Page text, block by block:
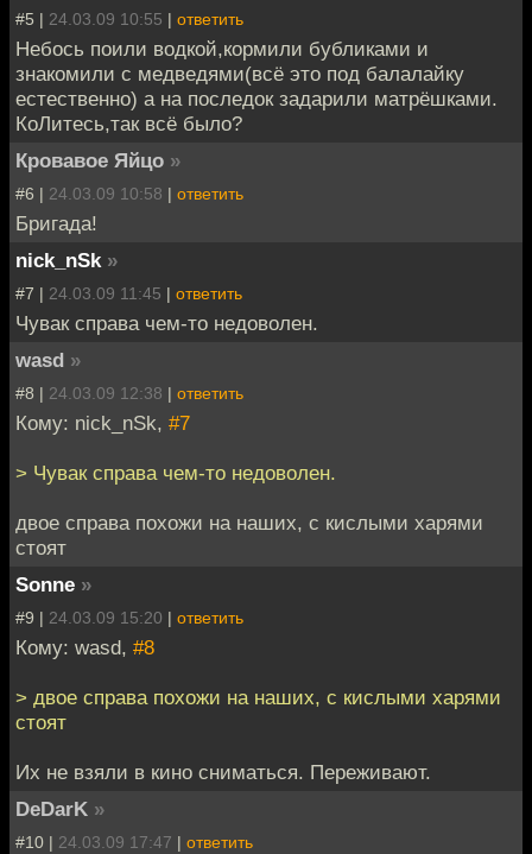
#5 | 24.03.09 10:55 | ответить
Небось поили водкой,кормили бубликами и
знакомили с медведями(всё это под балалайку
естественно) а на последок задарили матрёшками.
КоЛитесь,так всё было?
Кровавое Яйцо »
#6 | 24.03.09 10:58 | ответить
Бригада!
nick_nSk »
#7 | 24.03.09 11:45 | ответить
Чувак справа чем-то недоволен.
wasd »
#8 | 24.03.09 12:38 | ответить
Кому: nick_nSk, #7
> Чувак справа чем-то недоволен.
двое справа похожи на наших, с кислыми харями
стоят
Sonne »
#9 | 24.03.09 15:20 | ответить
Кому: wasd, #8
> двое справа похожи на наших, с кислыми харями
стоят
Их не взяли в кино сниматься. Переживают.
DeDarK »
#10 | 24.03.09 17:47 | ответить